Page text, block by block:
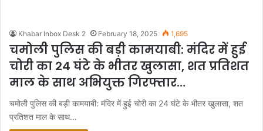
Khabar Inbox Desk 2 February 18, 2025 1,695
चमोली पुलिस की बड़ी कामयाबी: मंदिर में हुई
चोरी का 24 घंटे के भीतर खुलासा, शत प्रतिशत
माल के साथ अभियुक्त गिरफ्तार…
चमोली पुलिस की बड़ी कामयाबी: मंदिर में हुई चोरी का 24 घंटे के भीतर खुलासा, शत
प्रतिशत माल के साथ…